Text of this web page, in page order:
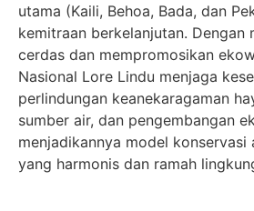
utama (Kaili, Behoa, Bada, dan
kemitraan berkelanjutan. Dengan
cerdas dan mempromosikan
Nasional Lore Lindu menjaga
perlindungan keanekaragaman
sumber air, dan pengembangan
menjadikannya model konservasi
yang harmonis dan ramah